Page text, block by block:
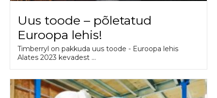
Uus toode – põletatud
Euroopa lehis!
Timberryl on pakkuda uus toode - Euroopa lehis
Alates 2023 kevadest ...